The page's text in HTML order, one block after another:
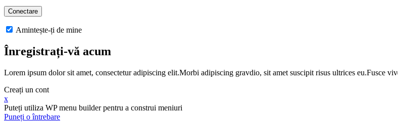
Amintește-ți de mine
Înregistrați-vă acum
Lorem ipsum dolor sit amet, consectetur adipiscing elit.Morbi adipiscing gravdio, sit amet suscipit risus ultrices eu.Fusce
Creați un cont
x
Puteți utiliza WP menu builder pentru a construi meniuri
Puneți o întrebare